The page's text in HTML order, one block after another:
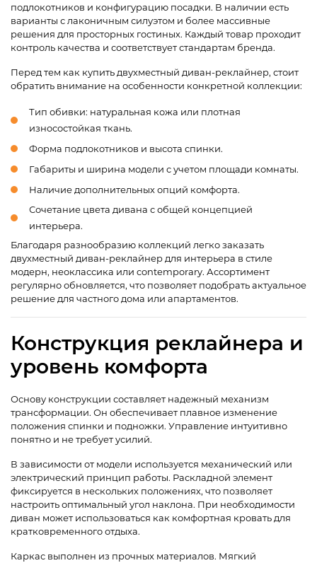
подлокотников и конфигурацию посадки. В наличии есть
варианты с лаконичным силуэтом и более массивные
решения для просторных гостиных. Каждый товар проходит
контроль качества и соответствует стандартам бренда.
Перед тем как купить двухместный диван-реклайнер, стоит
обратить внимание на особенности конкретной коллекции:
Тип обивки: натуральная кожа или плотная
износостойкая ткань.
Форма подлокотников и высота спинки.
Габариты и ширина модели с учетом площади комнаты.
Наличие дополнительных опций комфорта.
Сочетание цвета дивана с общей концепцией
интерьера.
Благодаря разнообразию коллекций легко заказать
двухместный диван-реклайнер для интерьера в стиле
модерн, неоклассика или contemporary. Ассортимент
регулярно обновляется, что позволяет подобрать актуальное
решение для частного дома или апартаментов.
Конструкция реклайнера и
уровень комфорта
Основу конструкции составляет надежный механизм
трансформации. Он обеспечивает плавное изменение
положения спинки и подножки. Управление интуитивно
понятно и не требует усилий.
В зависимости от модели используется механический или
электрический принцип работы. Раскладной элемент
фиксируется в нескольких положениях, что позволяет
настроить оптимальный угол наклона. При необходимости
диван может использоваться как комфортная кровать для
кратковременного отдыха.
Каркас выполнен из прочных материалов. Мягкий